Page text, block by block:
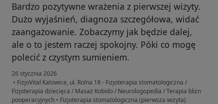
Bardzo pozytywne wrażenia z pierwszej wizyty.
Dużo wyjaśnień, diagnoza szczegółowa, widać
zaangażowanie. Zobaczymy jak będzie dalej,
ale o to jestem raczej spokojny. Póki co mogę
polecić z czystym sumieniem.
26 stycznia 2026
• FizjoVital Katowice, ul. Rolna 18 - Fizjoterapia stomatologiczna /
Fizjoterapia dziecięca / Masaż Kobido / Neurologopedia / Terapia blizn
pooperacyjnych • Fizjoterapia stomatologiczna (pierwsza wizyta)